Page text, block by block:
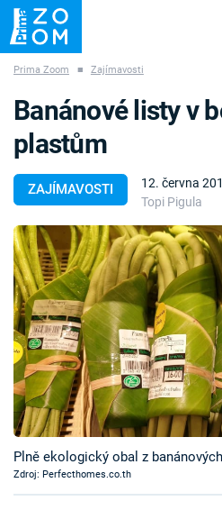
ZÁHADY VETŘELCI DÁVNOVĚKU
Témata
Témata
Pořady
TV Program
Časopis
Sledujte prima+
Prima Zoom ■ Zajímavosti
ZAJÍMAVOSTI
12. června
Topi Pigula
Banánové listy v
plastům
Plně ekologický obal z
Zdroj: Perfecthomes.co.th